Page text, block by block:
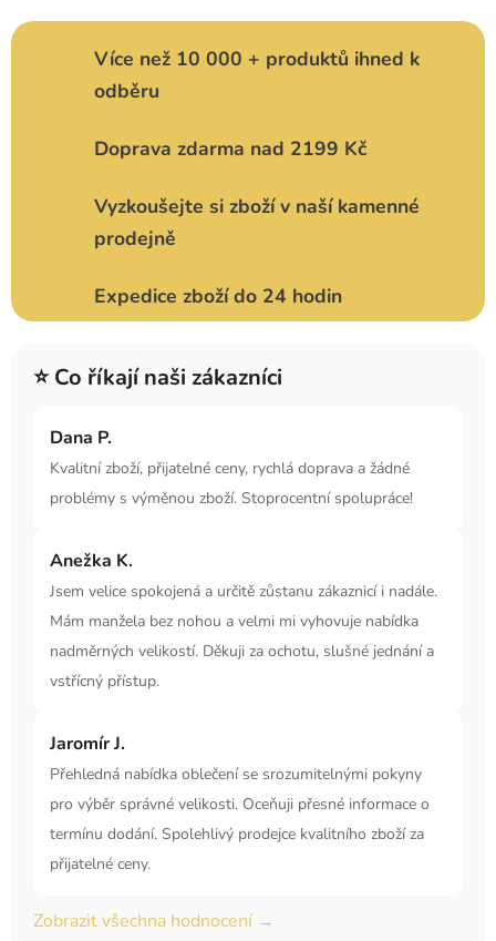
Více než 10 000 + produktů ihned k
odběru
Doprava zdarma nad 2199 Kč
Vyzkoušejte si zboží v naší kamenné
prodejně
Expedice zboží do 24 hodin
⭐ Co říkají naši zákazníci
Dana P.
Kvalitní zboží, přijatelné ceny, rychlá doprava a žádné
problémy s výměnou zboží. Stoprocentní spolupráce!
Anežka K.
Jsem velice spokojená a určitě zůstanu zákaznicí i nadále.
Mám manžela bez nohou a velmi mi vyhovuje nabídka
nadměrných velikostí. Děkuji za ochotu, slušné jednání a
vstřícný přístup.
Jaromír J.
Přehledná nabídka oblečení se srozumitelnými pokyny
pro výběr správné velikosti. Oceňuji přesné informace o
termínu dodání. Spolehlivý prodejce kvalitního zboží za
přijatelné ceny.
Zobrazit všechna hodnocení →